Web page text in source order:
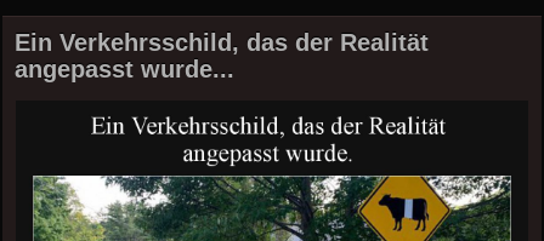
Ein Verkehrsschild, das der Realität
angepasst wurde...